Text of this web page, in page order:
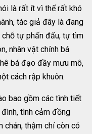
là rất ít vì thế rất khó
tác giả đây là đang
chỗ tự phấn đấu, tự tìm
nhân vật chính bá
bá đạo đầy mưu mô,
cách rập khuôn.
bao gồm các tình tiết
tình cảm đồng
chán, thậm chí còn có